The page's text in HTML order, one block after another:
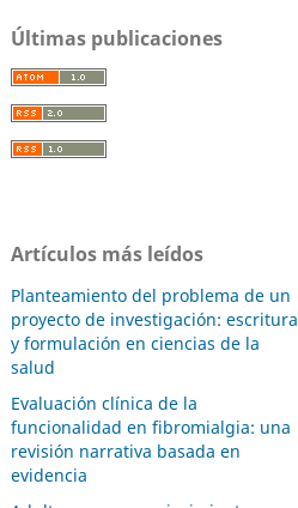
Últimas publicaciones
Artículos más leídos
Planteamiento del problema de un
proyecto de investigación: escritura
y formulación en ciencias de la
salud
Evaluación clínica de la
funcionalidad en fibromialgia: una
revisión narrativa basada en
evidencia